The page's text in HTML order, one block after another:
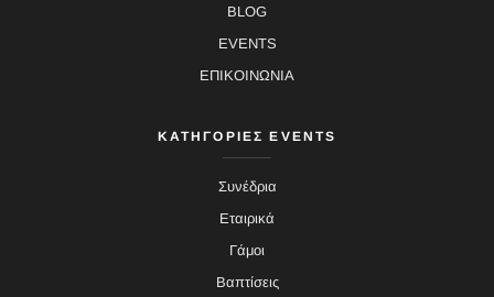
BLOG
EVENTS
ΕΠΙΚΟΙΝΩΝΙΑ
ΚΑΤΗΓΟΡΙΕΣ EVENTS
Συνέδρια
Εταιρικά
Γάμοι
Βαπτίσεις